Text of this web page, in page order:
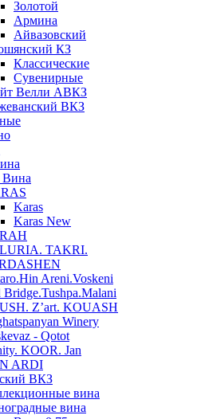
Золотой
Армина
Айвазовский
КЗ
Классические
Сувенирные
Велли АВКЗ
ВКЗ
Karas
Karas New
TAKRI.
Areni.Voskeni
Bridge.Tushpa.Malani
Z’art. KOUASH
Winery
- Qotot
KOOR. Jan
ARDI
ВКЗ
вина
вина